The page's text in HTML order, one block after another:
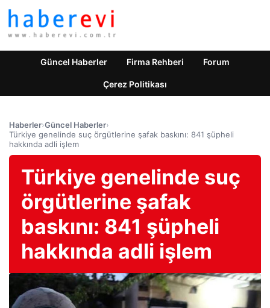
Güncel Haberler Firma Rehberi Forum
Çerez Politikası
Haberler›Güncel Haberler›
Türkiye genelinde suç örgütlerine şafak baskını: 841 şüpheli
hakkında adli işlem
Türkiye genelinde suç
örgütlerine şafak
baskını: 841 şüpheli
hakkında adli işlem